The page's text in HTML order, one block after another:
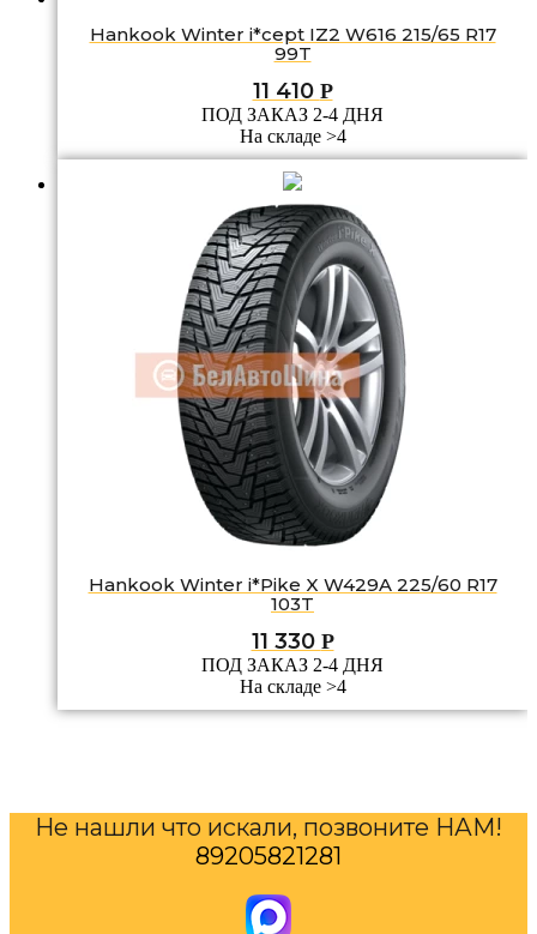
Hankook Winter i*cept IZ2 W616 215/65 R17
99T
11 410 Р
ПОД ЗАКАЗ 2-4 ДНЯ
На складе >4
Hankook Winter i*Pike X W429A 225/60 R17
103T
11 330 Р
ПОД ЗАКАЗ 2-4 ДНЯ
На складе >4
Не нашли что искали, позвоните НАМ!
89205821281